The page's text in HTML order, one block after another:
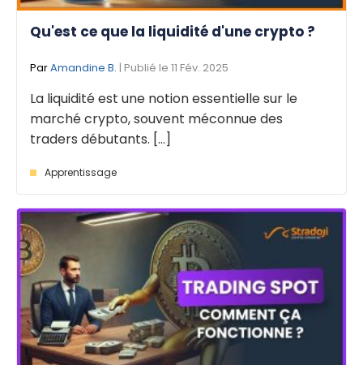
Qu'est ce que la liquidité d'une crypto ?
ParAmandine B. | Publié le 11 Fév. 2025
La liquidité est une notion essentielle sur le
marché crypto, souvent méconnue des
traders débutants. [...]
Apprentissage